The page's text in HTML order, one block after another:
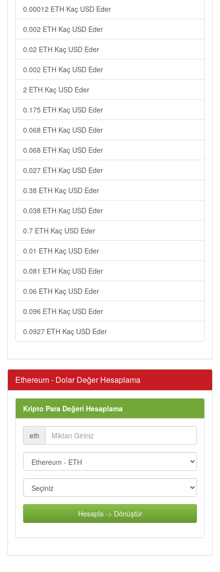
0.00012 ETH Kaç USD Eder
0.002 ETH Kaç USD Eder
0.02 ETH Kaç USD Eder
0.002 ETH Kaç USD Eder
2 ETH Kaç USD Eder
0.175 ETH Kaç USD Eder
0.068 ETH Kaç USD Eder
0.068 ETH Kaç USD Eder
0.027 ETH Kaç USD Eder
0.38 ETH Kaç USD Eder
0.038 ETH Kaç USD Eder
0.7 ETH Kaç USD Eder
0.01 ETH Kaç USD Eder
0.081 ETH Kaç USD Eder
0.06 ETH Kaç USD Eder
0.096 ETH Kaç USD Eder
0.0927 ETH Kaç USD Eder
Ethereum - Dolar Değer Hesaplama
Kripto Para Değeri Hesaplama
eth
Hesapla -> Dönüştür